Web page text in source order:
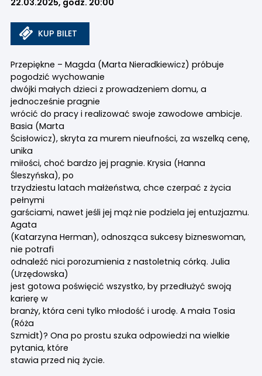
KUP BILET
Przepiękne – Magda (Marta Nieradkiewicz) próbuje
pogodzić wychowanie
dwójki małych dzieci z prowadzeniem domu, a
jednocześnie pragnie
wrócić do pracy i realizować swoje zawodowe ambicje.
Basia (Marta
Ścisłowicz), skryta za murem nieufności, za wszelką cenę,
unika
miłości, choć bardzo jej pragnie. Krysia (Hanna
Śleszyńska), po
trzydziestu latach małżeństwa, chce czerpać z życia
pełnymi
garściami, nawet jeśli jej mąż nie podziela jej entuzjazmu.
Agata
(Katarzyna Herman), odnosząca sukcesy bizneswoman,
nie potrafi
odnaleźć nici porozumienia z nastoletnią córką. Julia
(Urzędowska)
jest gotowa poświęcić wszystko, by przedłużyć swoją
karierę w
branży, która ceni tylko młodość i urodę. A mała Tosia
(Róża
Szmidt)? Ona po prostu szuka odpowiedzi na wielkie
pytania, które
stawia przed nią życie.